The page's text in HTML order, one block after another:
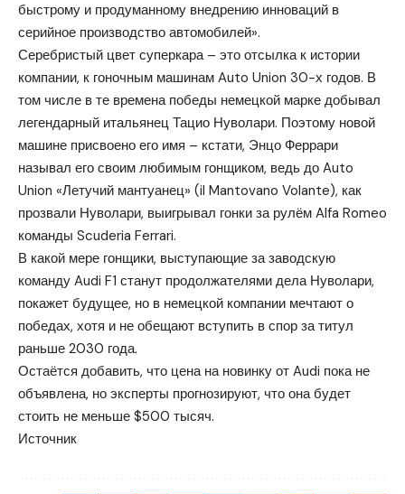
быстрому и продуманному внедрению инноваций в
серийное производство автомобилей».
Серебристый цвет суперкара – это отсылка к истории
компании, к гоночным машинам Auto Union 30-х годов. В
том числе в те времена победы немецкой марке добывал
легендарный итальянец Тацио Нуволари. Поэтому новой
машине присвоено его имя – кстати, Энцо Феррари
называл его своим любимым гонщиком, ведь до Auto
Union «Летучий мантуанец» (il Mantovano Volante), как
прозвали Нуволари, выигрывал гонки за рулём Alfa Romeo
команды Scuderia Ferrari.
В какой мере гонщики, выступающие за заводскую
команду Audi F1 станут продолжателями дела Нуволари,
покажет будущее, но в немецкой компании мечтают о
победах, хотя и не обещают вступить в спор за титул
раньше 2030 года.
Остаётся добавить, что цена на новинку от Audi пока не
объявлена, но эксперты прогнозируют, что она будет
стоить не меньше $500 тысяч.
Источник